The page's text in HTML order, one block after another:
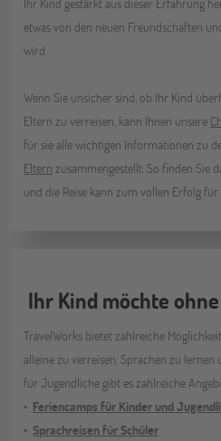
etwas von den neuen Freundschaften
wird.
Wenn Sie unsicher sind, ob Ihr Kind
Eltern zu verreisen, kann Ihnen unsere
für sie alle wichtigen Informationen zu
Eltern zusammengestellt. So finden Sie
und die Reise kann zum vollen Erfolg
Ihr Kind möchte
TravelWorks bietet zahlreiche
alleine zu verreisen, Sprachen zu
für Jugendliche gibt es zahlreiche
Feriencamps für Kinder und
Sprachreisen für Schüler